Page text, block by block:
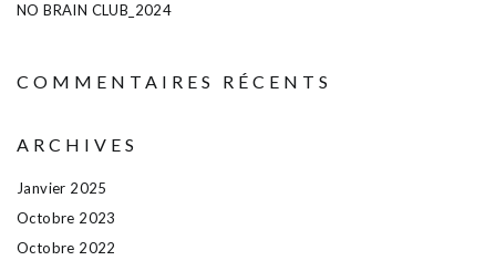
NO BRAIN CLUB_2024
COMMENTAIRES RÉCENTS
ARCHIVES
Janvier 2025
Octobre 2023
Octobre 2022